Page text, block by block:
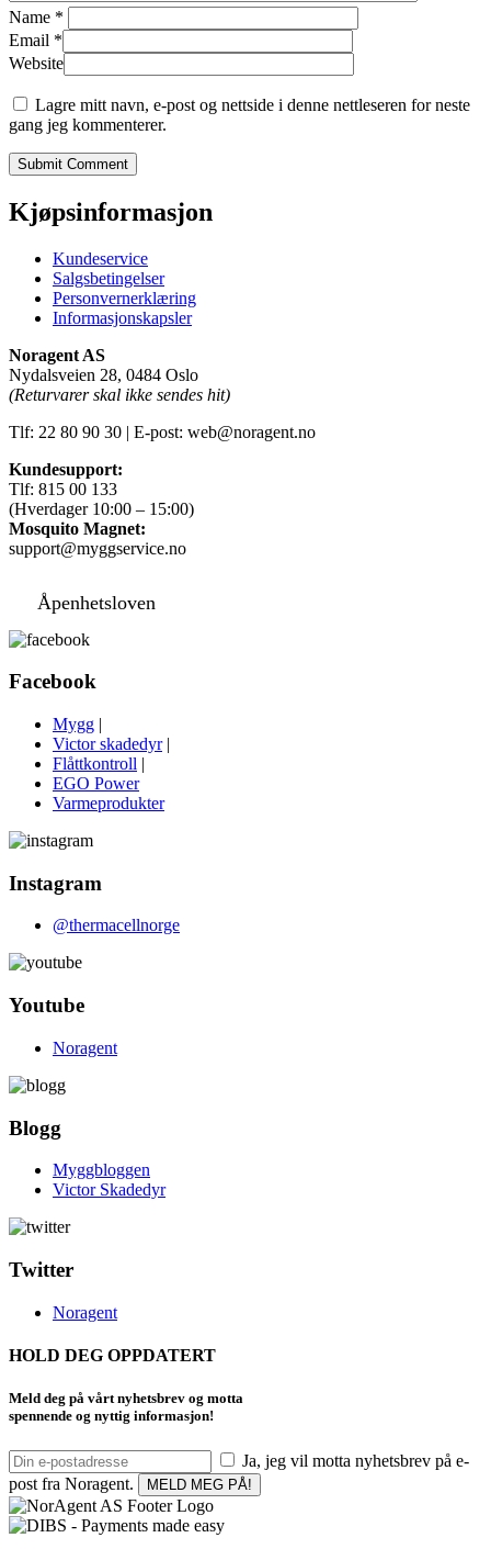
Name *
Email *
Website
Lagre mitt navn, e-post og nettside i denne nettleseren for neste
gang jeg kommenterer.
Kjøpsinformasjon
Kundeservice
Salgsbetingelser
Personvernerklæring
Informasjonskapsler
Noragent AS
Nydalsveien 28, 0484 Oslo
(Returvarer skal ikke sendes hit)
Tlf: 22 80 90 30 | E-post: web@noragent.no
Kundesupport:
Tlf: 815 00 133
(Hverdager 10:00 – 15:00)
Mosquito Magnet:
support@myggservice.no
Åpenhetsloven
Facebook
Mygg |
Victor skadedyr |
Flåttkontroll |
EGO Power
Varmeprodukter
Instagram
@thermacellnorge
Youtube
Noragent
Blogg
Myggbloggen
Victor Skadedyr
Twitter
Noragent
HOLD DEG OPPDATERT
Meld deg på vårt nyhetsbrev og motta
spennende og nyttig informasjon!
Ja, jeg vil motta nyhetsbrev på e-
post fra Noragent.